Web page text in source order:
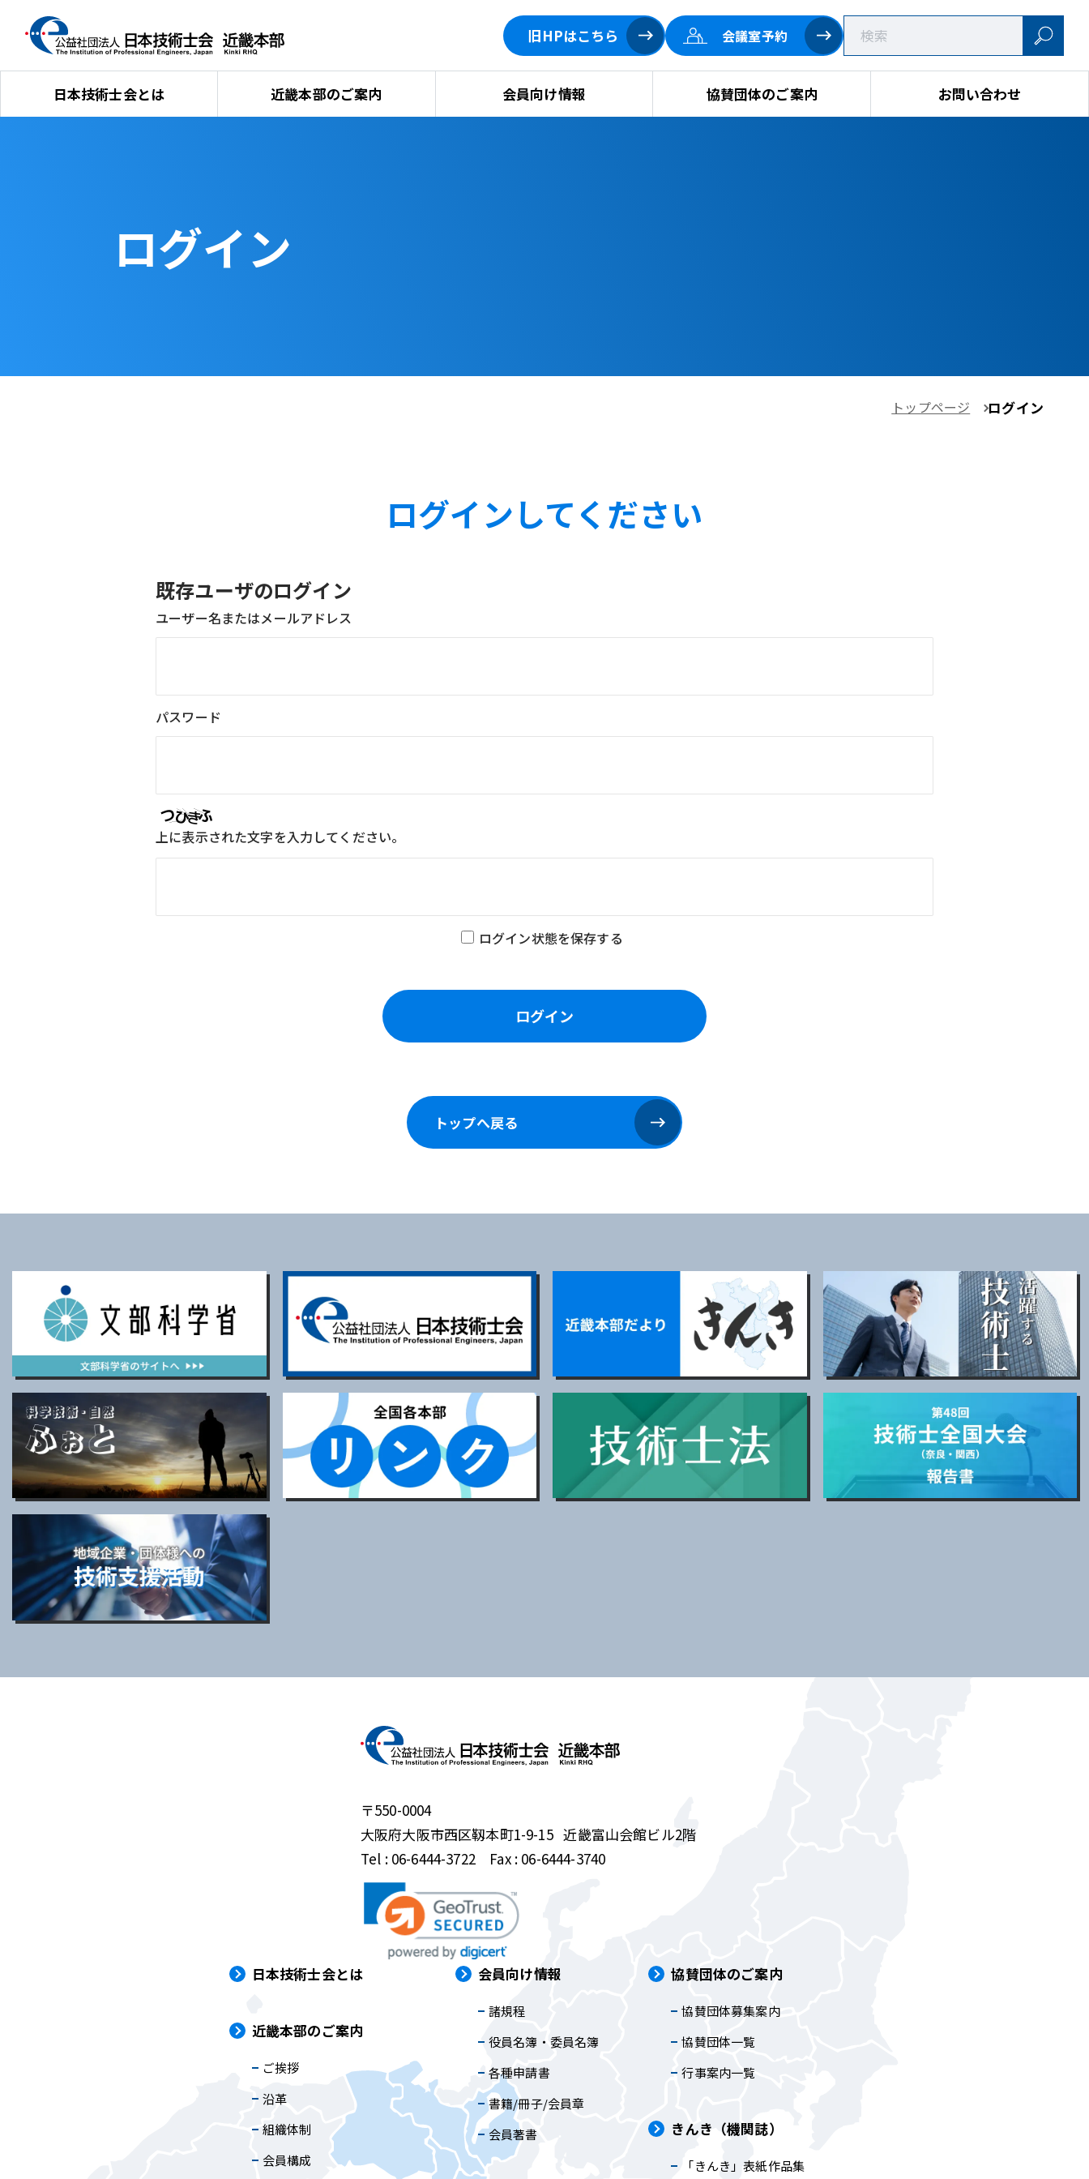
旧HPはこちら 会議室予約
日本技術士会とは 近畿本部のご案内 会員向け情報 協賛団体のご案内 お問い合わせ
ログイン
トップページ ログイン
ログインしてください
既存ユーザのログイン
ユーザー名またはメールアドレス
パスワード
上に表示された文字を入力してください。
ログイン状態を保存する
トップへ戻る
〒550-0004
大阪府大阪市西区靱本町1-9-15近畿富山会館ビル2階
Tel : 06-6444-3722 Fax : 06-6444-3740
日本技術士会とは
近畿本部のご案内
ご挨拶
沿革
組織体制
会員構成
会員向け情報
諸規程
役員名簿・委員名簿
各種申請書
書籍/冊子/会員章
会員著書
協賛団体のご案内
協賛団体募集案内
協賛団体一覧
行事案内一覧
きんき（機関誌）
「きんき」表紙作品集